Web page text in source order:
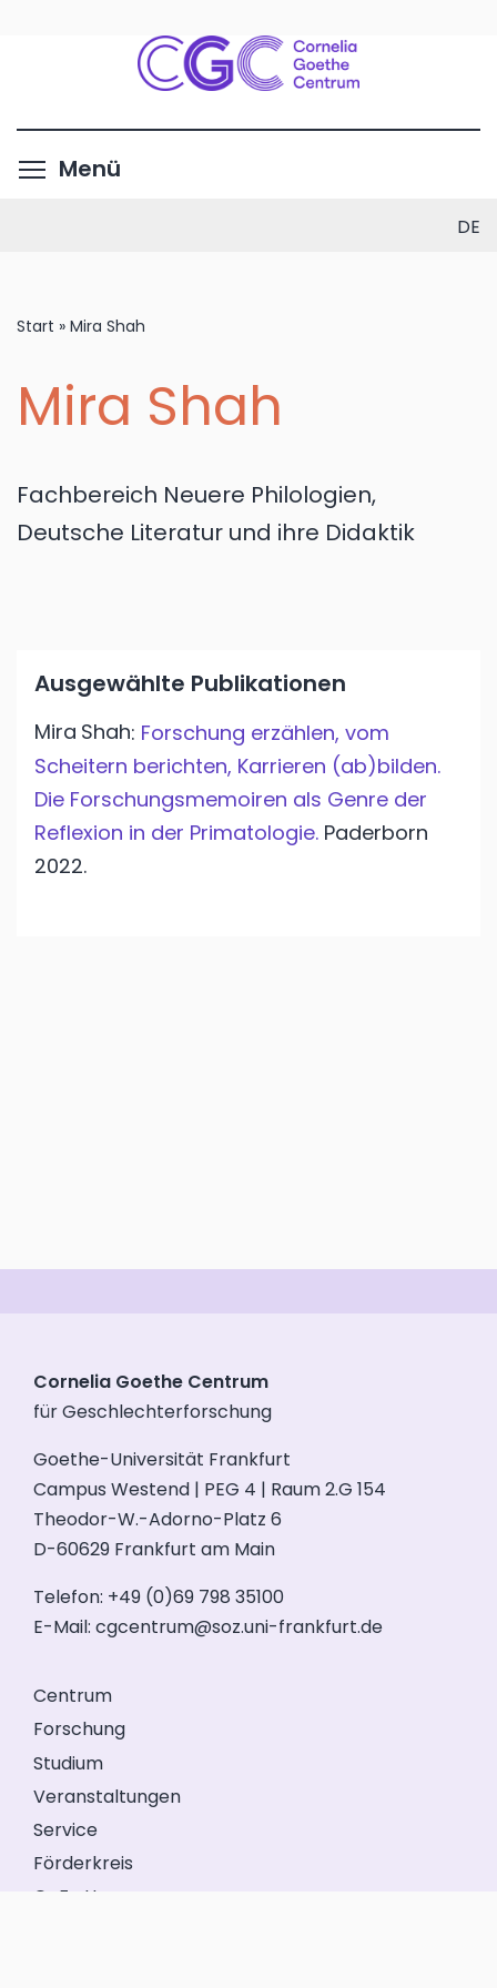
Inhalt
Menü
DE
Start » Mira Shah
Mira Shah
Fachbereich Neuere Philologien,
Deutsche Literatur und ihre Didaktik
Ausgewählte Publikationen
Mira Shah: Forschung erzählen, vom
Scheitern berichten, Karrieren (ab)bilden.
Die Forschungsmemoiren als Genre der
Reflexion in der Primatologie. Paderborn
2022.
Cornelia Goethe Centrum
für Geschlechterforschung
Goethe-Universität Frankfurt
Campus Westend | PEG 4 | Raum 2.G 154
Theodor-W.-Adorno-Platz 6
D-60629 Frankfurt am Main
Telefon: +49 (0)69 798 35100
E-Mail: cgcentrum@soz.uni-frankfurt.de
Centrum
Forschung
Studium
Veranstaltungen
Service
Förderkreis
GeFo Hessen